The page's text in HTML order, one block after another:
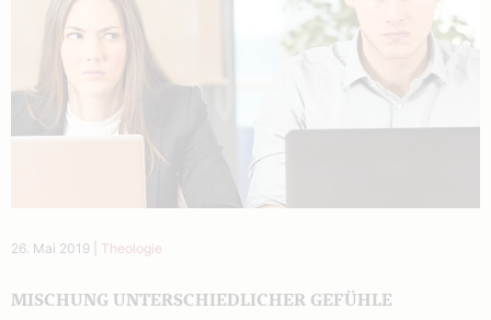
26. Mai 2019 Theologie
MISCHUNG UNTERSCHIEDLICHER GEFÜHLE